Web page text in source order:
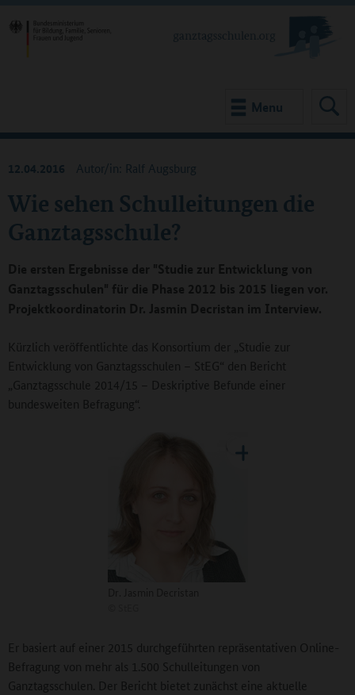
Menu
Wie sehen Schulleitungen die
Ganztagsschule?
12.04.2016 Autor/in: Ralf Augsburg
Die ersten Ergebnisse der "Studie zur Entwicklung von
Ganztagsschulen" für die Phase 2012 bis 2015 liegen vor.
Projektkoordinatorin Dr. Jasmin Decristan im Interview.
Kürzlich veröffentlichte das Konsortium der „Studie zur
Entwicklung von Ganztagsschulen – StEG“ den Bericht
„Ganztagsschule 2014/15 – Deskriptive Befunde einer
bundesweiten Befragung“.
Er basiert auf einer 2015 durchgeführten repräsentativen Online-
Befragung von mehr als 1.500 Schulleitungen von
Ganztagsschulen. Der Bericht bietet zunächst eine aktuelle